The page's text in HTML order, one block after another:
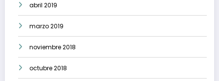
abril 2019
marzo 2019
noviembre 2018
octubre 2018